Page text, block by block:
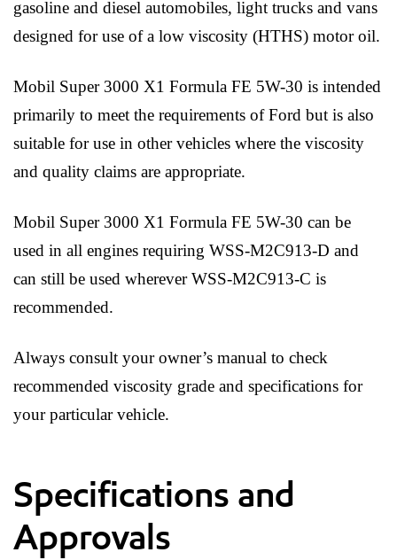
gasoline and diesel automobiles, light trucks and vans
designed for use of a low viscosity (HTHS) motor oil.
Mobil Super 3000 X1 Formula FE 5W-30 is intended
primarily to meet the requirements of Ford but is also
suitable for use in other vehicles where the viscosity
and quality claims are appropriate.
Mobil Super 3000 X1 Formula FE 5W-30 can be
used in all engines requiring WSS-M2C913-D and
can still be used wherever WSS-M2C913-C is
recommended.
Always consult your owner’s manual to check
recommended viscosity grade and specifications for
your particular vehicle.
Specifications and
Approvals